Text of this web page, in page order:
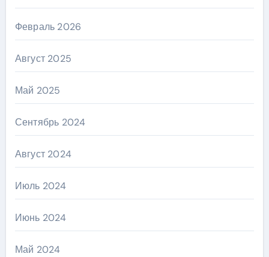
Февраль 2026
Август 2025
Май 2025
Сентябрь 2024
Август 2024
Июль 2024
Июнь 2024
Май 2024